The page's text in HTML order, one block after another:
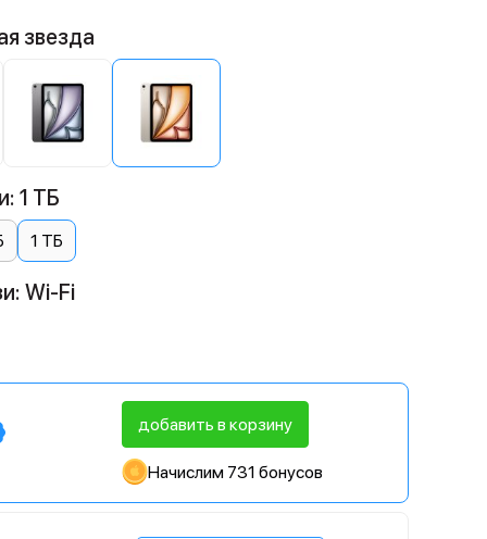
звезда
1 ТБ
1 ТБ
Wi-Fi
добавить в корзину
Начислим 731 бонусов